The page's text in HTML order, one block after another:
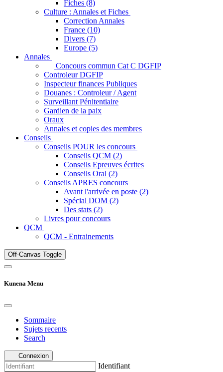
Fiches (8)
Culture : Annales et Fiches
Correction Annales
France (10)
Divers (7)
Europe (5)
Annales
Concours commun Cat C DGFIP
Controleur DGFIP
Inspecteur finances Publiques
Douanes : Controleur / Agent
Surveillant Pénitentiaire
Gardien de la paix
Oraux
Annales et copies des membres
Conseils
Conseils POUR les concours
Conseils QCM (2)
Conseils Epreuves écrites
Conseils Oral (2)
Conseils APRES concours
Avant l'arrivée en poste (2)
Spécial DOM (2)
Des stats (2)
Livres pour concours
QCM
QCM - Entrainements
Off-Canvas Toggle
Kunena Menu
Sommaire
Sujets recents
Search
Connexion
Identifiant